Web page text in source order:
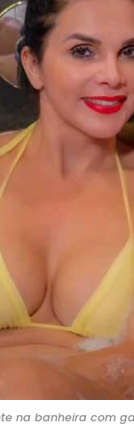
na banheira com